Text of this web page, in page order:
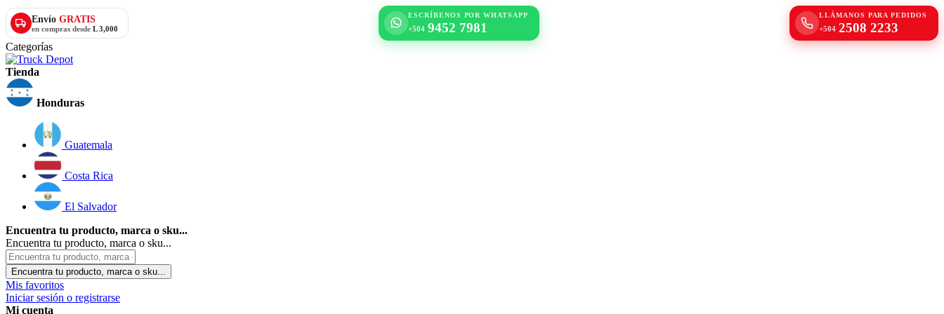
Envío GRATIS
en compras desde L 3,000
ESCRÍBENOS POR WHATSAPP
+504 9452 7981
LLÁMANOS PARA PEDIDOS
+504 2508 2233
Categorías
Tienda
Honduras
Guatemala
Costa Rica
El Salvador
Encuentra tu producto, marca o sku...
Encuentra tu producto, marca o sku...
Encuentra tu producto, marca o sku...
Mis favoritos
Iniciar sesión o registrarse
Mi cuenta